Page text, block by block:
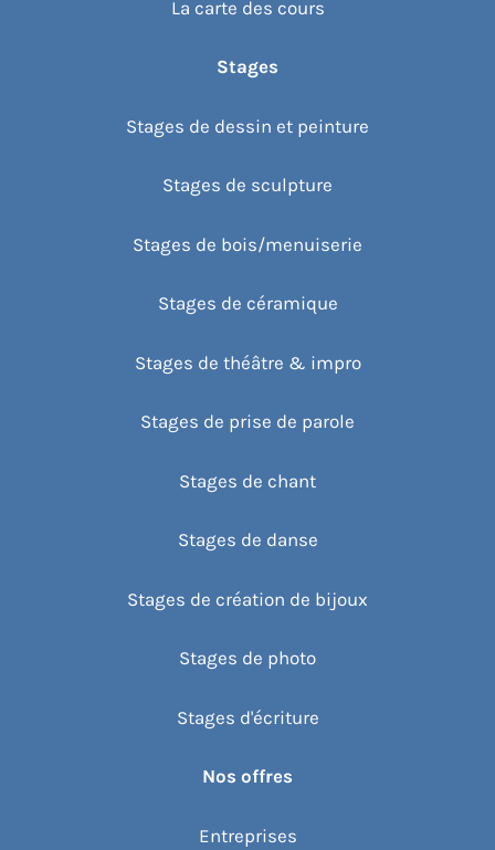
La carte des cours
Stages
Stages de dessin et peinture
Stages de sculpture
Stages de bois/menuiserie
Stages de céramique
Stages de théâtre & impro
Stages de prise de parole
Stages de chant
Stages de danse
Stages de création de bijoux
Stages de photo
Stages d'écriture
Nos offres
Entreprises